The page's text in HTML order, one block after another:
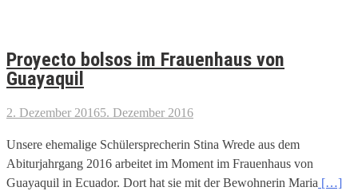
Proyecto bolsos im Frauenhaus von
Guayaquil
2. Dezember 20165. Dezember 2016
Unsere ehemalige Schülersprecherin Stina Wrede aus dem
Abiturjahrgang 2016 arbeitet im Moment im Frauenhaus von
Guayaquil in Ecuador. Dort hat sie mit der Bewohnerin Maria […]